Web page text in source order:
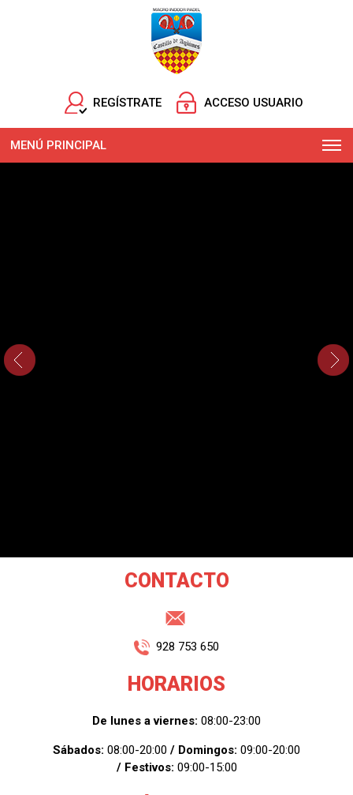
REGÍSTRATE ACCESO USUARIO
MENÚ PRINCIPAL
CONTACTO
928 753 650
HORARIOS
De lunes a viernes: 08:00-23:00
Sábados: 08:00-20:00 / Domingos: 09:00-20:00
/ Festivos: 09:00-15:00